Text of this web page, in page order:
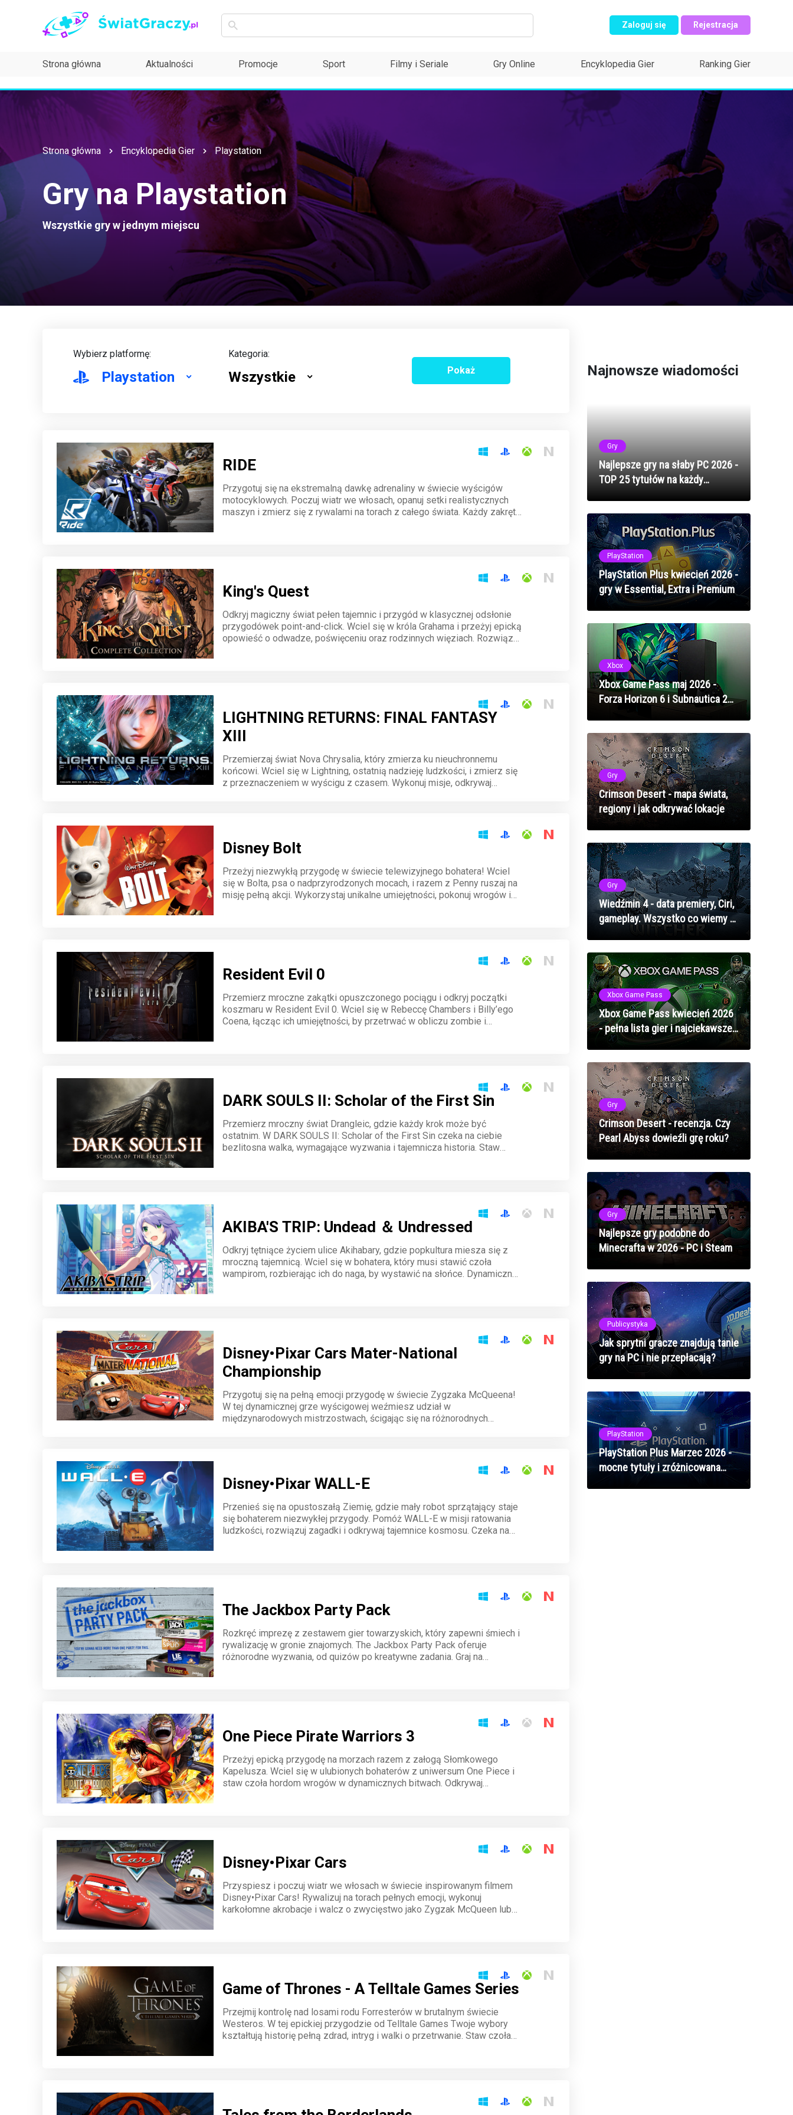
Zaloguj się Rejestracja
Strona główna Aktualności Promocje Sport Filmy i Seriale Gry Online Encyklopedia Gier Ranking Gier
Strona główna Encyklopedia Gier Playstation
Gry na Playstation
Wszystkie gry w jednym miejscu
Wybierz platformę:
Playstation
Kategoria:
Wszystkie Pokaż
RIDE
Przygotuj się na ekstremalną dawkę adrenaliny w świecie wyścigów
motocyklowych. Poczuj wiatr we włosach, opanuj setki realistycznych
maszyn i zmierz się z rywalami na torach z całego świata. Każdy zakręt
King's Quest
Odkryj magiczny świat pełen tajemnic i przygód w klasycznej odsłonie
przygodówek point-and-click. Wciel się w króla Grahama i przeżyj epicką
opowieść o odwadze, poświęceniu oraz rodzinnych więziach. Rozwiązuj
LIGHTNING RETURNS: FINAL FANTASY
XIII
Przemierzaj świat Nova Chrysalia, który zmierza ku nieuchronnemu
końcowi. Wciel się w Lightning, ostatnią nadzieję ludzkości, i zmierz się
z przeznaczeniem w wyścigu z czasem. Wykonuj misje, odkrywaj
Disney Bolt
Przeżyj niezwykłą przygodę w świecie telewizyjnego bohatera! Wciel
się w Bolta, psa o nadprzyrodzonych mocach, i razem z Penny ruszaj na
misję pełną akcji. Wykorzystaj unikalne umiejętności, pokonuj wrogów i
Resident Evil 0
Przemierz mroczne zakątki opuszczonego pociągu i odkryj początki
koszmaru w Resident Evil 0. Wciel się w Rebeccę Chambers i Billy’ego
Coena, łącząc ich umiejętności, by przetrwać w obliczu zombie i
DARK SOULS II: Scholar of the First Sin
Przemierz mroczny świat Drangleic, gdzie każdy krok może być
ostatnim. W DARK SOULS II: Scholar of the First Sin czeka na ciebie
bezlitosna walka, wymagające wyzwania i tajemnicza historia. Staw
AKIBA'S TRIP: Undead ＆ Undressed
Odkryj tętniące życiem ulice Akihabary, gdzie popkultura miesza się z
mroczną tajemnicą. Wciel się w bohatera, który musi stawić czoła
wampirom, rozbierając ich do naga, by wystawić na słońce. Dynamiczna
Disney•Pixar Cars Mater-National
Championship
Przygotuj się na pełną emocji przygodę w świecie Zygzaka McQueena!
W tej dynamicznej grze wyścigowej weźmiesz udział w
międzynarodowych mistrzostwach, ścigając się na różnorodnych
Disney•Pixar WALL-E
Przenieś się na opustoszałą Ziemię, gdzie mały robot sprzątający staje
się bohaterem niezwykłej przygody. Pomóż WALL-E w misji ratowania
ludzkości, rozwiązuj zagadki i odkrywaj tajemnice kosmosu. Czeka na
The Jackbox Party Pack
Rozkręć imprezę z zestawem gier towarzyskich, który zapewni śmiech i
rywalizację w gronie znajomych. The Jackbox Party Pack oferuje
różnorodne wyzwania, od quizów po kreatywne zadania. Graj na
One Piece Pirate Warriors 3
Przeżyj epicką przygodę na morzach razem z załogą Słomkowego
Kapelusza. Wciel się w ulubionych bohaterów z uniwersum One Piece i
staw czoła hordom wrogów w dynamicznych bitwach. Odkrywaj
Disney•Pixar Cars
Przyspiesz i poczuj wiatr we włosach w świecie inspirowanym filmem
Disney•Pixar Cars! Rywalizuj na torach pełnych emocji, wykonuj
karkołomne akrobacje i walcz o zwycięstwo jako Zygzak McQueen lub
Game of Thrones - A Telltale Games Series
Przejmij kontrolę nad losami rodu Forresterów w brutalnym świecie
Westeros. W tej epickiej przygodzie od Telltale Games Twoje wybory
kształtują historię pełną zdrad, intryg i walki o przetrwanie. Staw czoła
Najnowsze wiadomości
Gry
Najlepsze gry na słaby PC 2026 -
TOP 25 tytułów na każdy
PlayStation
PlayStation Plus kwiecień 2026 -
gry w Essential, Extra i Premium
Xbox
Xbox Game Pass maj 2026 -
Forza Horizon 6 i Subnautica 2
Gry
Crimson Desert - mapa świata,
regiony i jak odkrywać lokacje
Gry
Wiedźmin 4 - data premiery, Ciri,
gameplay. Wszystko co wiemy o
nowej sadze
Xbox Game Pass
Xbox Game Pass kwiecień 2026
- pełna lista gier i najciekawsze
premiery
Gry
Crimson Desert - recenzja. Czy
Pearl Abyss dowieźli grę roku?
Gry
Najlepsze gry podobne do
Minecrafta w 2026 - PC i Steam
Publicystyka
Jak sprytni gracze znajdują tanie
gry na PC i nie przepłacają?
PlayStation
PlayStation Plus Marzec 2026 -
mocne tytuły i zróżnicowana
oferta dla abonentów